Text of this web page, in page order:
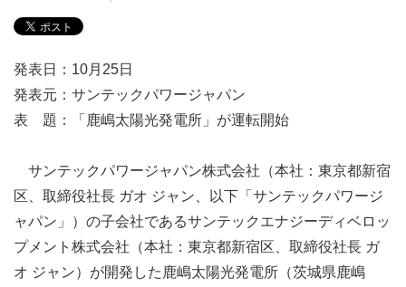
発表日：10月25日
発表元：サンテックパワージャパン
表 題：「鹿嶋太陽光発電所」が運転開始
サンテックパワージャパン株式会社（本社：東京都新宿
区、取締役社長 ガオ ジャン、以下「サンテックパワージ
ャパン」）の子会社であるサンテックエナジーディベロッ
プメント株式会社（本社：東京都新宿区、取締役社長 ガ
オ ジャン）が開発した鹿嶋太陽光発電所（茨城県鹿嶋